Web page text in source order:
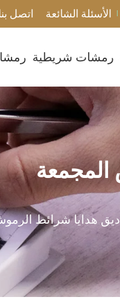
الأسئلة الشائعة اتصل
رمشات شريطية
المجمعة
هدايا شرائط